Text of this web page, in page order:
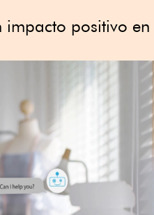
impacto positivo en